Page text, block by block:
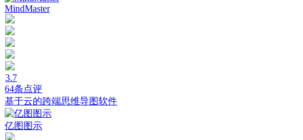
MindMaster
3.7
64条点评
基于云的跨端思维导图软件
亿图图示